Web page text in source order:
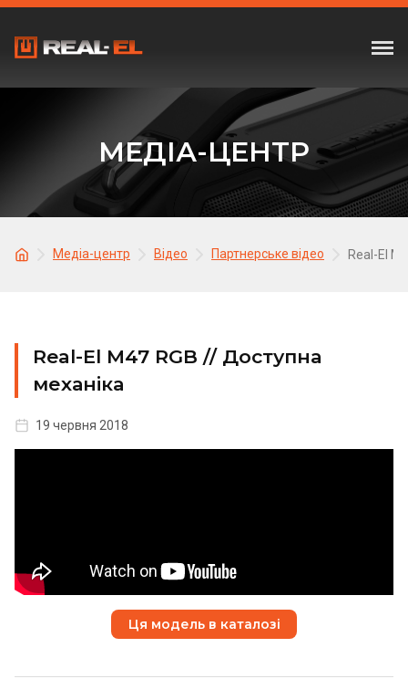
МЕДІА-ЦЕНТР
Медіа-центр Відео Партнерське відео Real-El
Real-El M47 RGB // Доступна
механіка
19 червня 2018
Ця модель в каталозі